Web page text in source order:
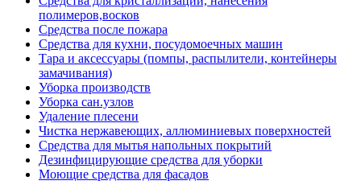
полимеров,восков
Средства после пожара
Средства для кухни, посудомоечных машин
Тара и аксессуары (помпы, распылители, контейнеры
замачивания)
Уборка производств
Уборка сан.узлов
Удаление плесени
Чистка нержавеющих, аллюминиевых поверхностей
Средства для мытья напольных покрытий
Дезинфицирующие средства для уборки
Моющие средства для фасадов